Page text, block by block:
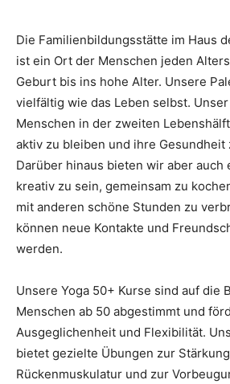
Die Familienbildungsstätte im Haus
ist ein Ort der Menschen jeden
Geburt bis ins hohe Alter. Unsere
vielfältig wie das Leben selbst.
Menschen in der zweiten
aktiv zu bleiben und ihre Gesundheit
Darüber hinaus bieten wir aber auch
kreativ zu sein, gemeinsam zu
mit anderen schöne Stunden zu
können neue Kontakte und
werden.
Unsere Yoga 50+ Kurse sind auf die
Menschen ab 50 abgestimmt und
Ausgeglichenheit und Flexibilität.
bietet gezielte Übungen zur
Rückenmuskulatur und zur